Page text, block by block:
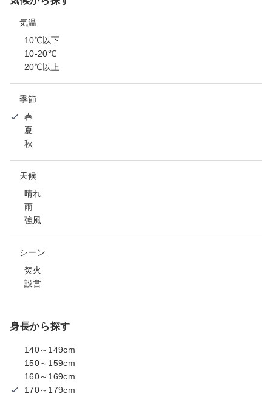
気温
10℃以下
10-20℃
20℃以上
季節
春
夏
秋
天候
晴れ
雨
強風
シーン
焚火
設営
身長から探す
140～149cm
150～159cm
160～169cm
170～179cm